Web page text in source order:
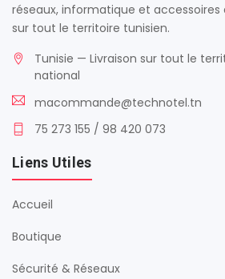
réseaux, informatique et accessoires
sur tout le territoire tunisien.
Tunisie — Livraison sur tout le
national
macommande@technotel.tn
75 273 155 / 98 420 073
Liens Utiles
Accueil
Boutique
Sécurité & Réseaux